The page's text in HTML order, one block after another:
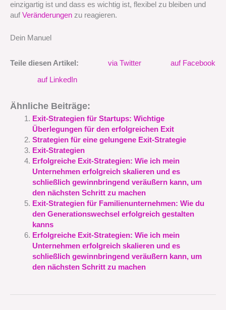
einzigartig ist und dass es wichtig ist, flexibel zu bleiben und
auf Veränderungen zu reagieren.
Dein Manuel
Teile diesen Artikel: via Twitter auf Facebook
auf LinkedIn
Ähnliche Beiträge:
Exit-Strategien für Startups: Wichtige
Überlegungen für den erfolgreichen Exit
Strategien für eine gelungene Exit-Strategie
Exit-Strategien
Erfolgreiche Exit-Strategien: Wie ich mein
Unternehmen erfolgreich skalieren und es
schließlich gewinnbringend veräußern kann, um
den nächsten Schritt zu machen
Exit-Strategien für Familienunternehmen: Wie du
den Generationswechsel erfolgreich gestalten
kanns
Erfolgreiche Exit-Strategien: Wie ich mein
Unternehmen erfolgreich skalieren und es
schließlich gewinnbringend veräußern kann, um
den nächsten Schritt zu machen